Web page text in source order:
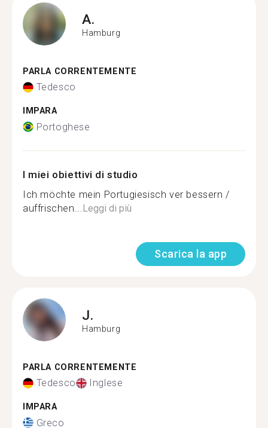
A.
Hamburg
PARLA CORRENTEMENTE
Tedesco
IMPARA
Portoghese
I miei obiettivi di studio
Ich möchte mein Portugiesisch ver bessern /
auffrischen... Leggi di più
Scarica la app
J.
Hamburg
PARLA CORRENTEMENTE
Tedesco Inglese
IMPARA
Greco